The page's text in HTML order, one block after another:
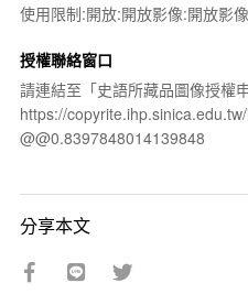
使用限制:開放:開放影像:開放影像
授權聯絡窗口
請連結至「史語所藏品圖像授權
https://
@@0.8397848014139848
分享本文